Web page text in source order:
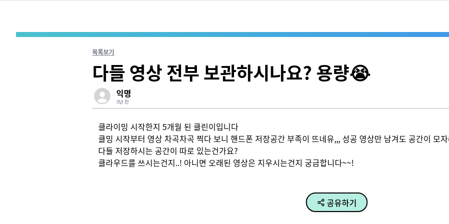
목록보기
다들 영상 전부 보관하시나요? 용량😭
익명
3년 전
클라이밍 시작한지 5개월 된 클린이입니다
클밍 시작부터 영상 차곡차곡 찍다 보니 핸드폰 저장공간 부족이 뜨네유,,, 성공 영상만 남겨도 공간이 모
다들 저장하시는 공간이 따로 있는건가요?
클라우드를 쓰시는건지..! 아니면 오래된 영상은 지우시는건지 궁금합니다~~!
공유하기